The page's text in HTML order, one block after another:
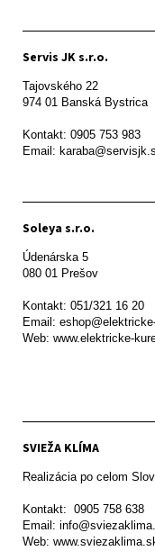
Servis JK s.r.o.
Tajovského 22
974 01 Banská Bystrica
Kontakt: 0905 753 983
Email:
Soleya s.r.o.
Údenárska 5
080 01 Prešov
Kontakt: 051/321 16 20
Email:
Web: www.elektricke-
SVIEŽA KLÍMA
Realizácia po celom
Kontakt:  0905 758 638
Email:
Web: